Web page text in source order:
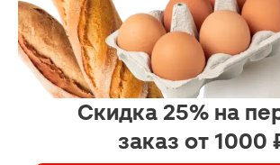
Скидка 25% на
заказ от 1000